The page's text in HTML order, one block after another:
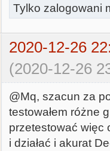
Tylko zalogowani
2020-12-26
(2020-12-26
@Mq, szacun za
testowałem różne
przetestować więc
i działać i akurat